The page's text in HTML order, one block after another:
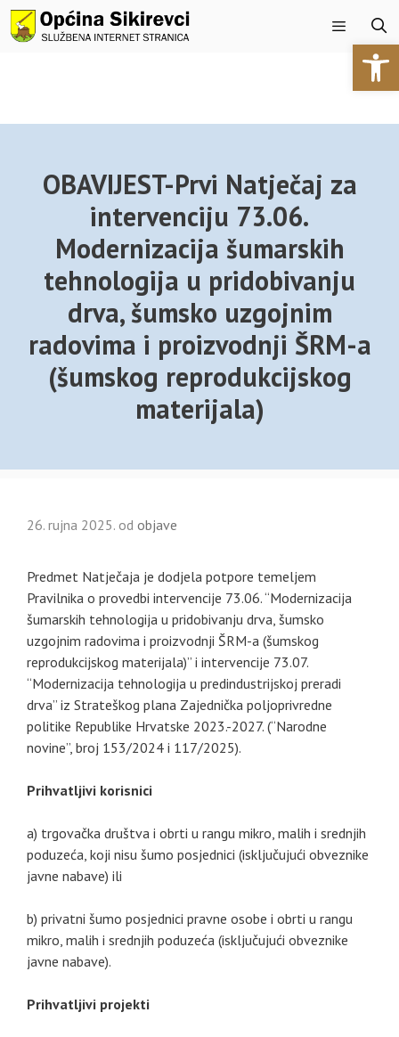
Preskoči
na
Izbornik
OBAVIJEST-Prvi Natječaj za
intervenciju 73.06.
Modernizacija šumarskih
tehnologija u pridobivanju
drva, šumsko uzgojnim
radovima i proizvodnji ŠRM-a
(šumskog reprodukcijskog
materijala)
26. rujna 2025. od objave
Predmet Natječaja je dodjela potpore temeljem
Pravilnika o provedbi intervencije 73.06. “Modernizacija
šumarskih tehnologija u pridobivanju drva, šumsko
uzgojnim radovima i proizvodnji ŠRM-a (šumskog
reprodukcijskog materijala)” i intervencije 73.07.
“Modernizacija tehnologija u predindustrijskoj preradi
drva” iz Strateškog plana Zajednička poljoprivredne
politike Republike Hrvatske 2023.-2027. (“Narodne
novine”, broj 153/2024 i 117/2025).
Prihvatljivi korisnici
a) trgovačka društva i obrti u rangu mikro, malih i srednjih
poduzeća, koji nisu šumo posjednici (isključujući obveznike
javne nabave) ili
b) privatni šumo posjednici pravne osobe i obrti u rangu
mikro, malih i srednjih poduzeća (isključujući obveznike
javne nabave).
Prihvatljivi projekti